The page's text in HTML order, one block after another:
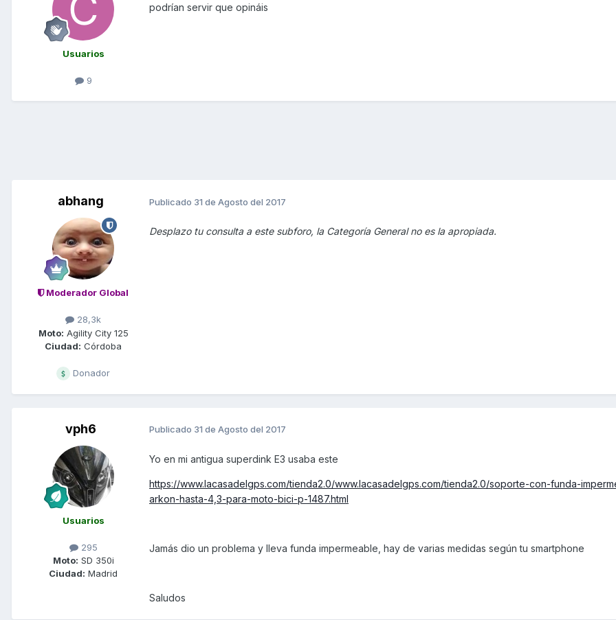
Usuarios
9
podrían servir que opináis
abhang
Moderador Global
28,3k
Moto: Agility City 125
Ciudad: Córdoba
Donador
Publicado 31 de Agosto del 2017
Desplazo tu consulta a este subforo, la Categoría General no es la apropiada.
vph6
Usuarios
295
Moto: SD 350i
Ciudad: Madrid
Publicado 31 de Agosto del 2017
Yo en mi antigua superdink E3 usaba este
https://www.lacasadelgps.com/tienda2.0/www.lacasadelgps.com/tienda2.0/soporte-con-funda-
arkon-hasta-4,3-para-moto-bici-p-1487.html
Jamás dio un problema y lleva funda impermeable, hay de varias medidas según tu smartphone
Saludos